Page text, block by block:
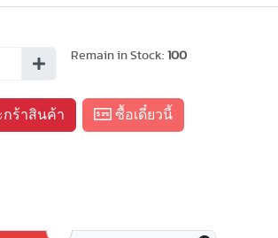
Remain in Stock: 100
กร้าสินค้า ซื้อเดี๋ยวนี้